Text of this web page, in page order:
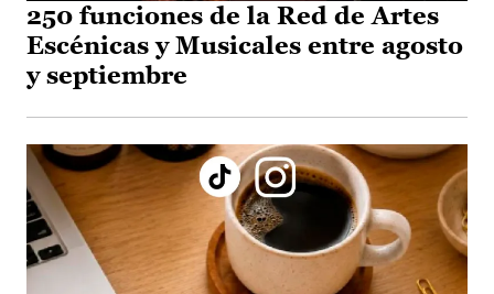
250 funciones de la Red de Artes
Escénicas y Musicales entre agosto
y septiembre